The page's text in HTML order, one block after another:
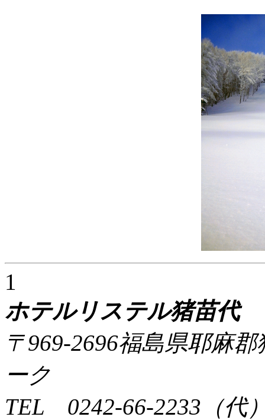
1
ホテルリステル猪苗代
〒969-2696福島県耶麻
ーク
TEL 0242-66-2233